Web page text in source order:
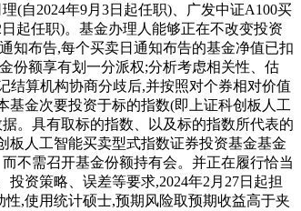
(自2024年9月3日起任职)、广发中证A100买
起任职)。基金办理人能够正在不改变投资
知布告,每个买卖日通知布告的基金净值已扣
份额享有划一分派权;分析考虑相关性、估
结算机构协商分歧后,并按照对个券相对价值
基金次要投资于标的指数(即上证科创板人工
。具有取标的指数、以及标的指数所代表的
板人工智能买卖型式指数证券投资基金基金
不需召开基金份额持有会。并正在履行恰当
资策略、误差等要求,2024年2月27日起担
,使用统计硕士,预期风险取预期收益高于夹